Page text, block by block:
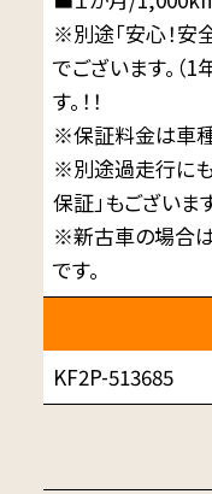
※別途「安心！安
でございます。（1
す。！！
※保証料金は車種
※別途過走行にも
保証」もございま
※新古車の場合
です。
KF2P-513685